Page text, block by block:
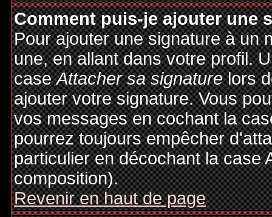
Comment puis-je ajouter une
Pour ajouter une signature à un
une, en allant dans votre profil.
caseAttacher sa signaturelors
ajouter votre signature. Vous
vos messages en cochant la
pourrez toujours empêcher
particulier en décochant la case
composition).
Revenir en haut de page